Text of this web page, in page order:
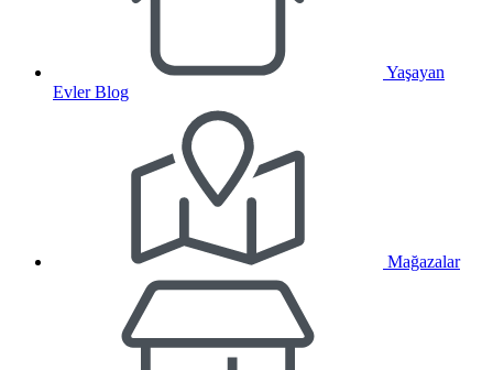
Yaşayan
Evler Blog
Mağazalar